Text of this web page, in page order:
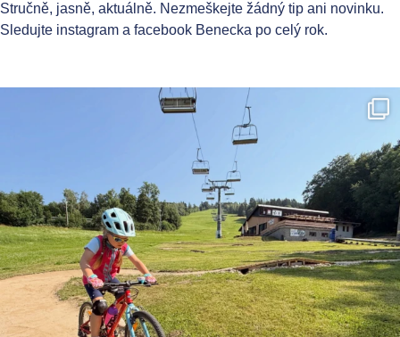
Stručně, jasně, aktuálně. Nezmeškejte žádný tip ani novinku.
Sledujte instagram a facebook Benecka po celý rok.